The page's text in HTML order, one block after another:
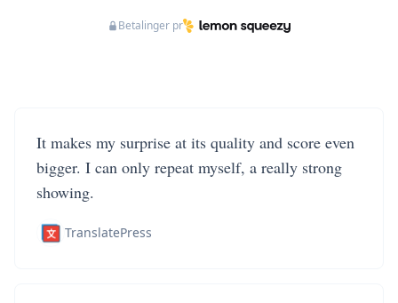
Betalinger pr
It makes my surprise at its quality and score even
bigger. I can only repeat myself, a really strong
showing.
TranslatePress